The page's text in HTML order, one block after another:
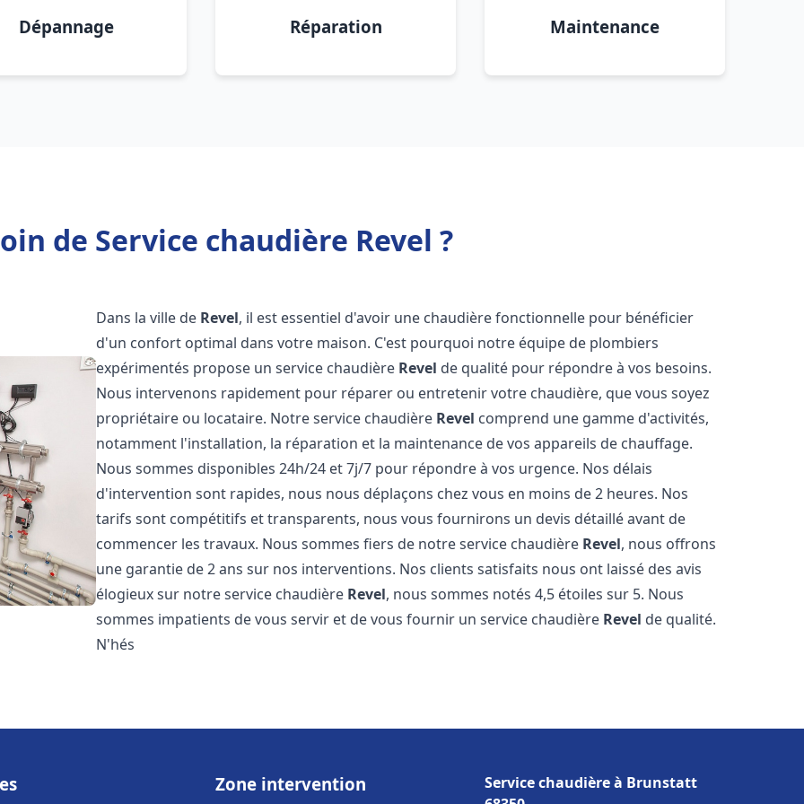
Dépannage Réparation Maintenance
de Service chaudière Revel ?
Dans la ville de Revel, il est essentiel d'avoir une chaudière fonctionnelle pour bénéficier
d'un confort optimal dans votre maison. C'est pourquoi notre équipe de plombiers
expérimentés propose un service chaudière Revel de qualité pour répondre à vos besoins.
Nous intervenons rapidement pour réparer ou entretenir votre chaudière, que vous soyez
propriétaire ou locataire. Notre service chaudière Revel comprend une gamme d'activités,
notamment l'installation, la réparation et la maintenance de vos appareils de chauffage.
Nous sommes disponibles 24h/24 et 7j/7 pour répondre à vos urgence. Nos délais
d'intervention sont rapides, nous nous déplaçons chez vous en moins de 2 heures. Nos
tarifs sont compétitifs et transparents, nous vous fournirons un devis détaillé avant de
commencer les travaux. Nous sommes fiers de notre service chaudière Revel, nous offrons
une garantie de 2 ans sur nos interventions. Nos clients satisfaits nous ont laissé des avis
élogieux sur notre service chaudière Revel, nous sommes notés 4,5 étoiles sur 5. Nous
sommes impatients de vous servir et de vous fournir un service chaudière Revel de qualité.
N'hés
Zone intervention
Service chaudière à Brunstatt